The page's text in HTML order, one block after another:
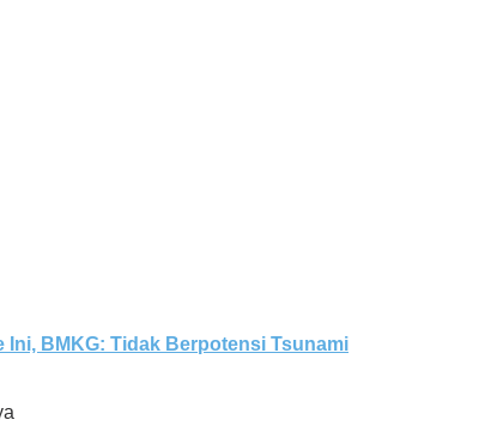
Ini, BMKG: Tidak Berpotensi Tsunami